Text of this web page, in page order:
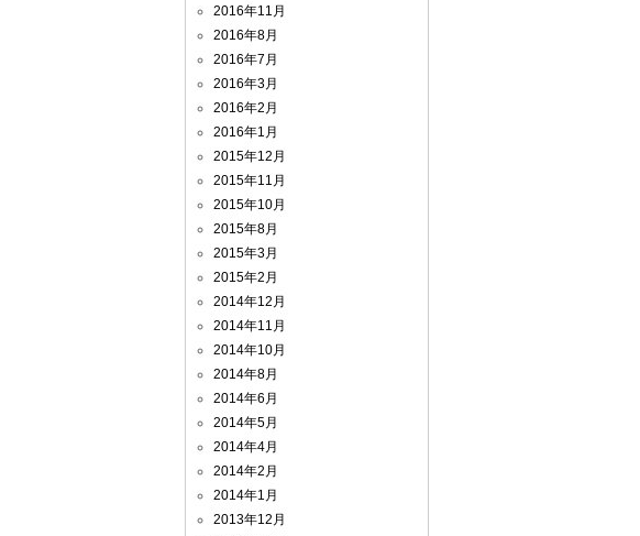
2016年11月
2016年8月
2016年7月
2016年3月
2016年2月
2016年1月
2015年12月
2015年11月
2015年10月
2015年8月
2015年3月
2015年2月
2014年12月
2014年11月
2014年10月
2014年8月
2014年6月
2014年5月
2014年4月
2014年2月
2014年1月
2013年12月